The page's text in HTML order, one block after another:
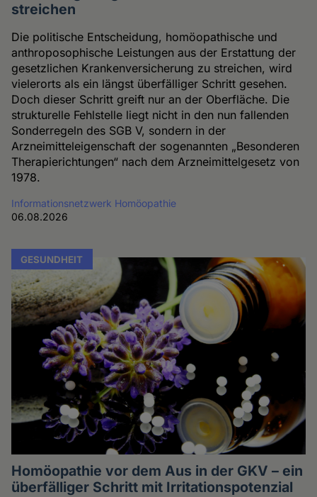
streichen
Die politische Entscheidung, homöopathische und
anthroposophische Leistungen aus der Erstattung der
gesetzlichen Krankenversicherung zu streichen, wird
vielerorts als ein längst überfälliger Schritt gesehen.
Doch dieser Schritt greift nur an der Oberfläche. Die
strukturelle Fehlstelle liegt nicht in den nun fallenden
Sonderregeln des SGB V, sondern in der
Arzneimitteleigenschaft der sogenannten „Besonderen
Therapierichtungen“ nach dem Arzneimittelgesetz von
1978.
Informationsnetzwerk Homöopathie
06.08.2026
GESUNDHEIT
Homöopathie vor dem Aus in der GKV – ein
überfälliger Schritt mit Irritationspotenzial